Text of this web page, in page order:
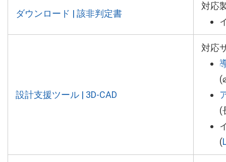
ダウンロード | 該非判定書
対応
設計支援ツール | 3D-CAD
対応
(
(